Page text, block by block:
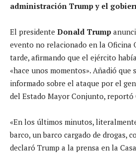
administración Trump y el
El presidente Donald Trump
evento no relacionado en la Oficina
tarde, afirmando que el ejército había
«hace unos momentos». Añadió que
informado sobre el ataque por el
del Estado Mayor Conjunto, reportó
«En los últimos minutos,
barco, un barco cargado de drogas,
declaró Trump a la prensa en la